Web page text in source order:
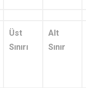
Üst
Sınırı
Alt
Sınır